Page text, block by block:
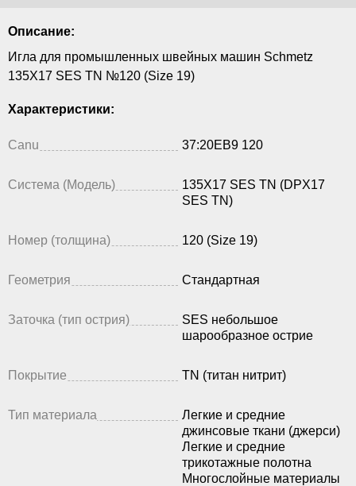
Описание:
Игла для промышленных швейных машин Schmetz
135X17 SES TN №120 (Size 19)
Характеристики:
Canu 37:20EB9 120
Система (Модель)
135X17 SES TN (DPX17
SES TN)
Номер (толщина) 120 (Size 19)
Геометрия Стандартная
Заточка (тип острия)
SES небольшое
шарообразное острие
Покрытие TN (титан нитрит)
Тип материала
Легкие и средние
джинсовые ткани (джерси)
Легкие и средние
трикотажные полотна
Многослойные материалы